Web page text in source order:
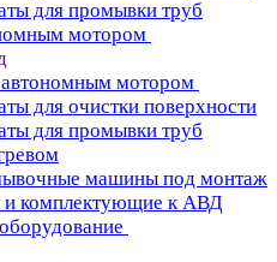
для промывки труб
мотором
мотором
для очистки поверхности
для промывки труб
машины под монтаж
и комплектующие к АВД